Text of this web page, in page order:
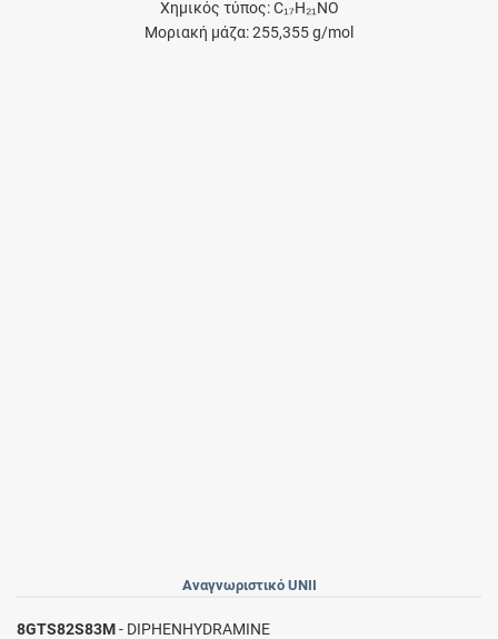
Χημικός τύπος: C₁₇H₂₁NO
Μοριακή μάζα: 255,355 g/mol
Αναγνωριστικό UNII
8GTS82S83M- DIPHENHYDRAMINE